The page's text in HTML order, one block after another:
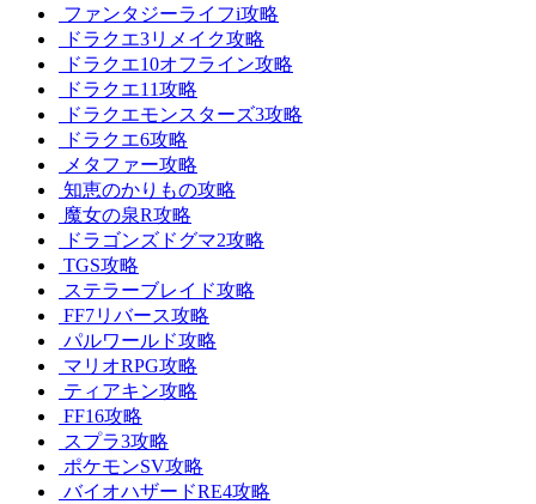
ファンタジーライフi攻略
ドラクエ3リメイク攻略
ドラクエ10オフライン攻略
ドラクエ11攻略
ドラクエモンスターズ3攻略
ドラクエ6攻略
メタファー攻略
知恵のかりもの攻略
魔女の泉R攻略
ドラゴンズドグマ2攻略
TGS攻略
ステラーブレイド攻略
FF7リバース攻略
パルワールド攻略
マリオRPG攻略
ティアキン攻略
FF16攻略
スプラ3攻略
ポケモンSV攻略
バイオハザードRE4攻略